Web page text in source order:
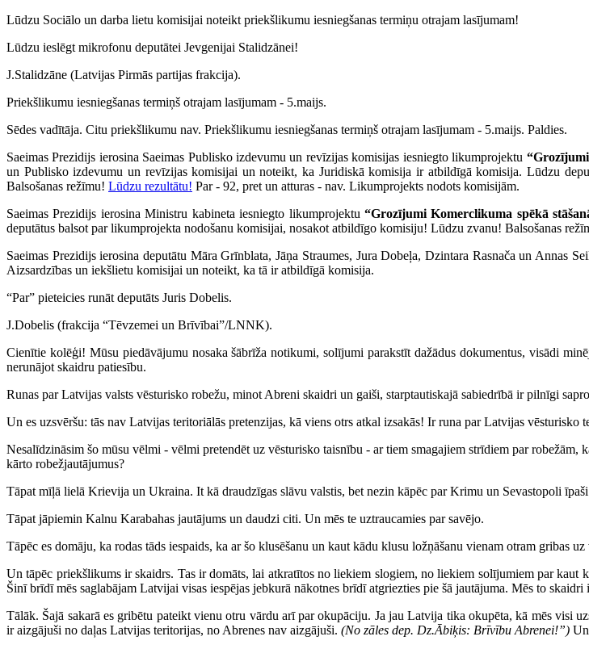
Lūdzu Sociālo un darba lietu komisijai noteikt priekšlikumu iesniegšanas termiņu otrajam lasījumam!
Lūdzu ieslēgt mikrofonu deputātei Jevgenijai Stalidzānei!
J.Stalidzāne (Latvijas Pirmās partijas frakcija).
Priekšlikumu iesniegšanas termiņš otrajam lasījumam - 5.maijs.
Sēdes vadītāja. Citu priekšlikumu nav. Priekšlikumu iesniegšanas termiņš otrajam lasījumam - 5.maijs. Paldies.
Saeimas Prezidijs ierosina Saeimas Publisko izdevumu un revīzijas komisijas iesniegto likumprojektu
un Publisko izdevumu un revīzijas komisijai un noteikt, ka Juridiskā komisija ir atbildīgā komisija. Lūdzu
Balsošanas režīmu! Lūdzu rezultātu! Par - 92, pret un atturas - nav. Likumprojekts nodots komisijām.
Saeimas Prezidijs ierosina Ministru kabineta iesniegto likumprojektu“Grozījumi Komerclikuma spēkā
deputātus balsot par likumprojekta nodošanu komisijai, nosakot atbildīgo komisiju! Lūdzu zvanu! Balsošanas
Saeimas Prezidijs ierosina deputātu Māra Grīnblata, Jāņa Straumes, Jura Dobeļa, Dzintara Rasnača un Annas
Aizsardzības un iekšlietu komisijai un noteikt, ka tā ir atbildīgā komisija.
“Par” pieteicies runāt deputāts Juris Dobelis.
J.Dobelis (frakcija “Tēvzemei un Brīvībai”/LNNK).
Cienītie kolēģi! Mūsu piedāvājumu nosaka šābrīža notikumi, solījumi parakstīt dažādus dokumentus, visādi
nerunājot skaidru patiesību.
Runas par Latvijas valsts vēsturisko robežu, minot Abreni skaidri un gaiši, starptautiskajā sabiedrībā ir pilnīgi
Un es uzsvēršu: tās nav Latvijas teritoriālās pretenzijas, kā viens otrs atkal izsakās! Ir runa par Latvijas
Nesalīdzināsim šo mūsu vēlmi - vēlmi pretendēt uz vēsturisko taisnību - ar tiem smagajiem strīdiem par
kārto robežjautājumus?
Tāpat mīļā lielā Krievija un Ukraina. It kā draudzīgas slāvu valstis, bet nezin kāpēc par Krimu un Sevastopoli
Tāpat jāpiemin Kalnu Karabahas jautājums un daudzi citi. Un mēs te uztraucamies par savējo.
Tāpēc es domāju, ka rodas tāds iespaids, ka ar šo klusēšanu un kaut kādu klusu ložņāšanu vienam otram gribas
Un tāpēc priekšlikums ir skaidrs. Tas ir domāts, lai atkratītos no liekiem slogiem, no liekiem solījumiem par
Šinī brīdī mēs saglabājam Latvijai visas iespējas jebkurā nākotnes brīdī atgriezties pie šā jautājuma. Mēs to skaidri
Tālāk. Šajā sakarā es gribētu pateikt vienu otru vārdu arī par okupāciju. Ja jau Latvija tika okupēta, kā mēs visi
ir aizgājuši no daļas Latvijas teritorijas, no Abrenes nav aizgājuši. (No zāles dep. Dz.Ābiķis: Brīvību Abrenei!”)